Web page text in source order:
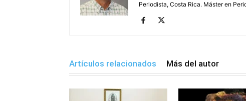
Periodista, Costa Rica. Máster en
Artículos relacionados Más del autor